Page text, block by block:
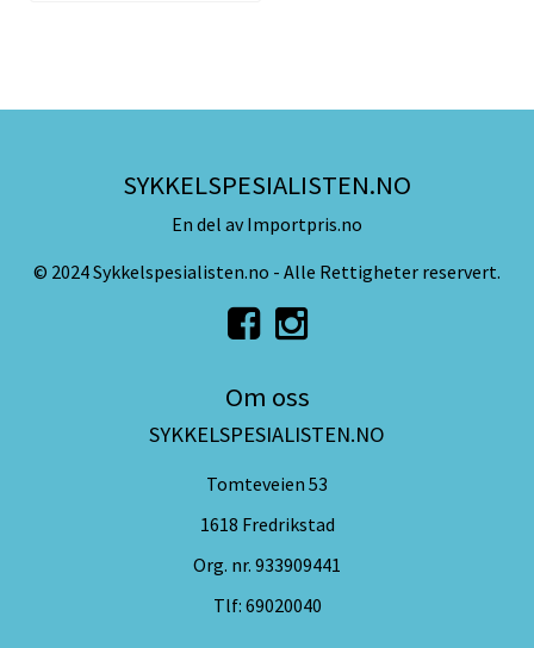
SYKKELSPESIALISTEN.NO
En del av Importpris.no
© 2024 Sykkelspesialisten.no - Alle Rettigheter reservert.
Om oss
SYKKELSPESIALISTEN.NO
Tomteveien 53
1618 Fredrikstad
Org. nr. 933909441
Tlf: 69020040